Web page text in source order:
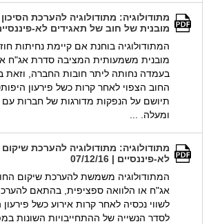
מתודולוגיה: מתודולוגיה להערכת
מובנית של חוב של תאגידים לא-פיננסיים | 28/
המתודולוגיה בוחנת אם קיימת נחיתות
מובנית משמעותית המציבה סדרת אג"ח
בעמדה נחותה ליתר חובות החברה, וזאת
החוב הצפוי לאחר קרות כשל פירעון
ומעלה. ...
מתודולוגיה: מתודולוגיה להערכת
לא-פיננסיים | 07/12/16
המתודולוגיה משמשת להערכת שיקום
אג"ח או הלוואה ספציפית, בהתאם
לשווי נכסיה לאחר קרות אירוע כשל
לסדר הנשייה של ההתחייבויות השונות